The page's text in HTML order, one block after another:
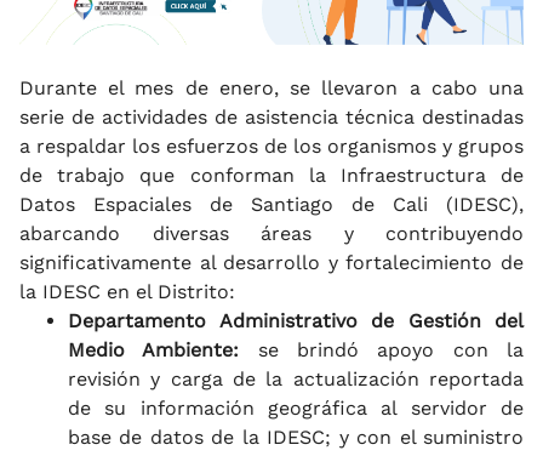
Durante el mes de enero, se llevaron a cabo una
serie de actividades de asistencia técnica destinadas
a respaldar los esfuerzos de los organismos y grupos
de trabajo que conforman la Infraestructura de
Datos Espaciales de Santiago de Cali (IDESC),
abarcando diversas áreas y contribuyendo
significativamente al desarrollo y fortalecimiento de
la IDESC en el Distrito:
Departamento Administrativo de Gestión del
Medio Ambiente: se brindó apoyo con la
revisión y carga de la actualización reportada
de su información geográfica al servidor de
base de datos de la IDESC; y con el suministro